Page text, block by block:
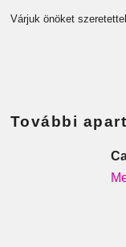
Várjuk önöket
További